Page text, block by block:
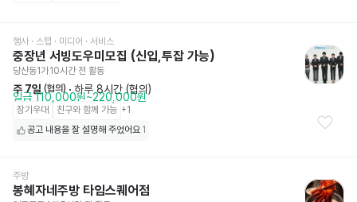
행사 · 스탭 · 미디어 · 서비스
중장년 서빙도우미모집 (신입,투잡 가능)
당산동1가10시간 전 활동
주 7일 (협의) · 하루 8시간 (협의)
일급 110,000원~220,000원
장기우대 친구와 함께 가능 +1
공고 내용을 잘 설명해 주었어요 1
주방
봉혜자네주방 타임스퀘어점